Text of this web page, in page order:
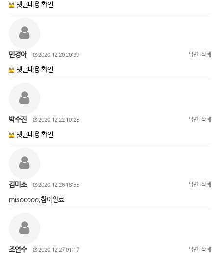
댓글내용 확인
민경아 2020.12.20 20:39 답변 삭제
댓글내용 확인
박수진 2020.12.22 10:25 답변 삭제
댓글내용 확인
김미소 2020.12.26 18:55 답변 삭제
misocooo,참여완료
조연수 2020.12.27 01:17 답변 삭제